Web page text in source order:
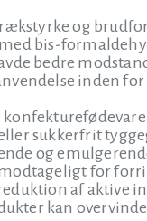
og
med bis-
bedre
inden
sukkerfrit
og
for
af aktive
kan